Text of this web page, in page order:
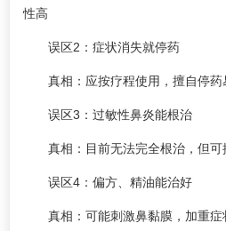
性高
误区2：症状消失就停药
真相：应按疗程使用，擅自停药
误区3：过敏性鼻炎能根治
真相：目前无法完全根治，但
误区4：偏方、精油能治好
真相：可能刺激鼻黏膜，加重